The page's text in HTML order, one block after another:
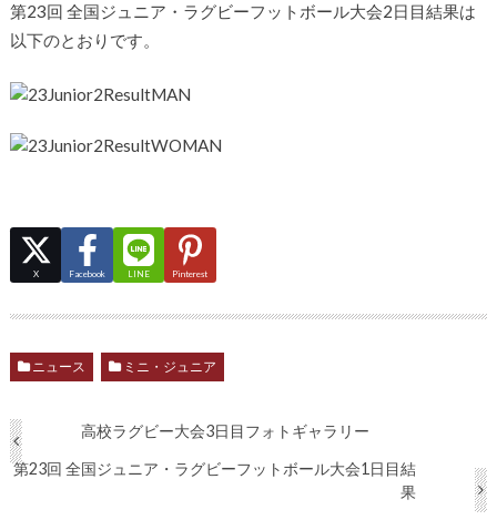
第23回 全国ジュニア・ラグビーフットボール大会2日目結果は
以下のとおりです。
X Facebook LINE Pinterest
ニュース ミニ・ジュニア
高校ラグビー大会3日目フォトギャラリー
第23回 全国ジュニア・ラグビーフットボール大会1日目結
果